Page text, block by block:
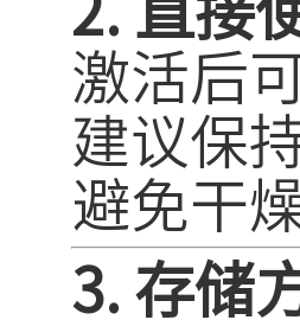
激活后
建议保
避免干
3. 存储